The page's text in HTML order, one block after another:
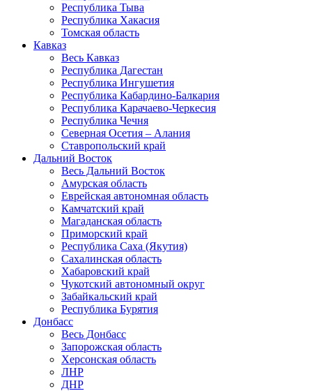
Республика Тыва
Республика Хакасия
Томская область
Кавказ
Весь Кавказ
Республика Дагестан
Республика Ингушетия
Республика Кабардино-Балкария
Республика Карачаево-Черкесия
Республика Чечня
Северная Осетия – Алания
Ставропольский край
Дальний Восток
Весь Дальний Восток
Амурская область
Еврейская автономная область
Камчатский край
Магаданская область
Приморский край
Республика Саха (Якутия)
Сахалинская область
Хабаровский край
Чукотский автономный округ
Забайкальский край
Республика Бурятия
Донбасс
Весь Донбасс
Запорожская область
Херсонская область
ЛНР
ДНР